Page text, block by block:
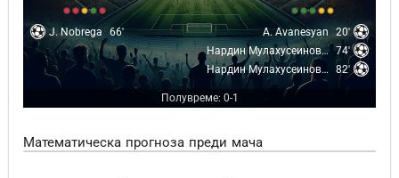
J. Nobrega 66' A. Avanesyan
20'
Нардин Мулахусеинович 74'
Нардин Мулахусеинович 82'
Полувреме: 0-1
Математическа прогноза преди мача